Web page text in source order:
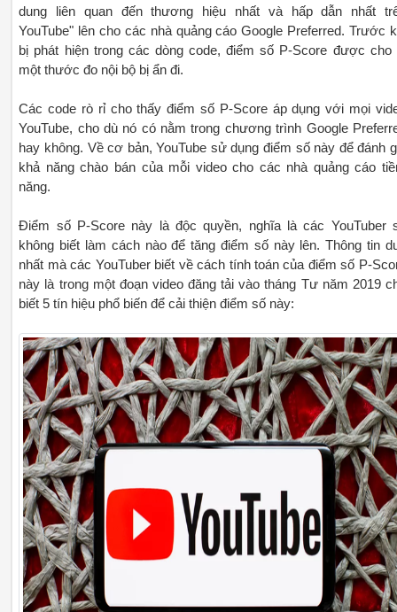
dung liên quan đến thương hiệu nhất và hấp dẫn nhất
YouTube" lên cho các nhà quảng cáo Google Preferred. Trước
bị phát hiện trong các dòng code, điểm số P-Score được cho
một thước đo nội bộ bị ẩn đi.
Các code rò rỉ cho thấy điểm số P-Score áp dụng với mọi
YouTube, cho dù nó có nằm trong chương trình Google
hay không. Về cơ bản, YouTube sử dụng điểm số này để đánh
khả năng chào bán của mỗi video cho các nhà quảng cáo
năng.
Điểm số P-Score này là độc quyền, nghĩa là các YouTuber
không biết làm cách nào để tăng điểm số này lên. Thông tin
nhất mà các YouTuber biết về cách tính toán của điểm số P-
này là trong một đoạn video đăng tải vào tháng Tư năm 2019
biết 5 tín hiệu phổ biến để cải thiện điểm số này: